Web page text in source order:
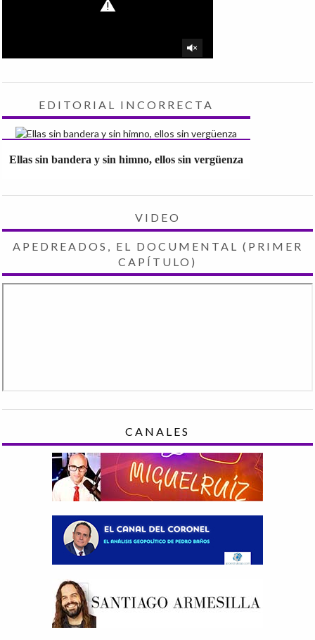
EDITORIAL INCORRECTA
Ellas sin bandera y sin himno, ellos sin vergüenza
VIDEO
APEDREADOS, EL DOCUMENTAL (PRIMER
CAPÍTULO)
CANALES